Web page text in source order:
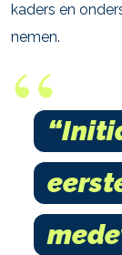
kaders en
nemen.